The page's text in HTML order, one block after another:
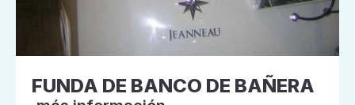
FUNDA DE BANCO DE BAÑERA